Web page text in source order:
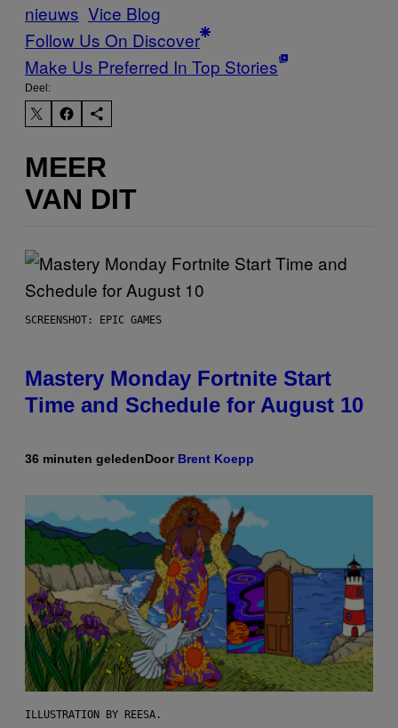
nieuws Vice Blog
Follow Us On Discover
Make Us Preferred In Top Stories
Deel:
MEER
VAN DIT
SCREENSHOT: EPIC GAMES
Mastery Monday Fortnite Start
Time and Schedule for August 10
36 minuten geledenDoor Brent Koepp
ILLUSTRATION BY REESA.